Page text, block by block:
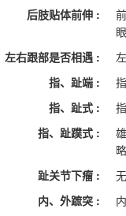
后肢贴体前伸 :
左右跟部是否相遇 :
指、趾端 :
指、趾式 :
指、趾蹼式 :
趾关节下瘤 :
内、外蹠突 :